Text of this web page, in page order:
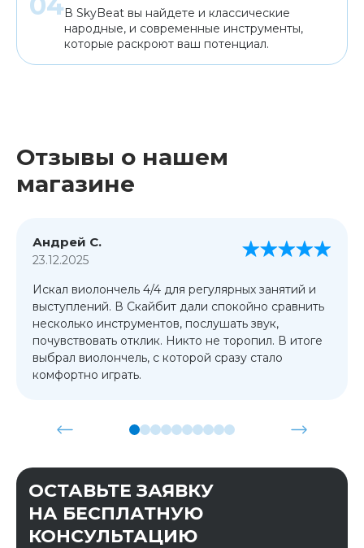
В SkyBeat вы найдете и классические
народные, и современные инструменты,
которые раскроют ваш потенциал.
Отзывы о нашем
магазине
Андрей С.
23.12.2025
Искал виолончель 4/4 для регулярных занятий и
выступлений. В Скайбит дали спокойно сравнить
несколько инструментов, послушать звук,
почувствовать отклик. Никто не торопил. В итоге
выбрал виолончель, с которой сразу стало
комфортно играть.
ОСТАВЬТЕ ЗАЯВКУ
НА БЕСПЛАТНУЮ
КОНСУЛЬТАЦИЮ